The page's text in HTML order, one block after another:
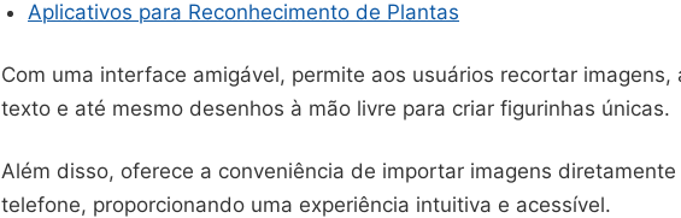
Aplicativos para Reconhecimento de Plantas
Com uma interface amigável, permite aos usuários recortar imagens,
texto e até mesmo desenhos à mão livre para criar figurinhas únicas.
Além disso, oferece a conveniência de importar imagens
telefone, proporcionando uma experiência intuitiva e acessível.